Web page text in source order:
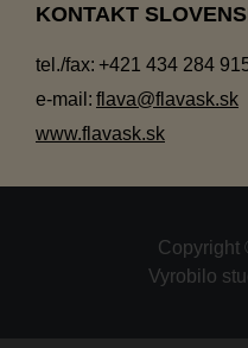
KONTAKT
tel./fax: +421 434 284
e-mail: flava@flavask.sk
www.flavask.sk
Copyright
Vyrobilo